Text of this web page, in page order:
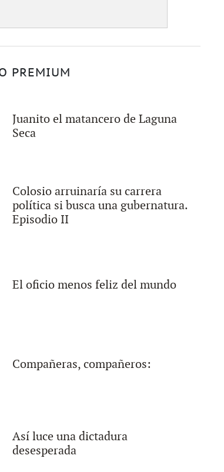
PREMIUM
Juanito el matancero de Laguna
Seca
Colosio arruinaría su carrera
política si busca una gubernatura.
Episodio II
El oficio menos feliz del mundo
Compañeras, compañeros:
Así luce una dictadura
desesperada